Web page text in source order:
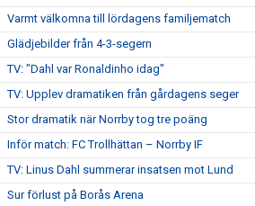
Varmt välkomna till lördagens familjematch
Glädjebilder från 4-3-segern
TV: "Dahl var Ronaldinho idag"
TV: Upplev dramatiken från gårdagens seger
Stor dramatik när Norrby tog tre poäng
Inför match: FC Trollhättan – Norrby IF
TV: Linus Dahl summerar insatsen mot Lund
Sur förlust på Borås Arena